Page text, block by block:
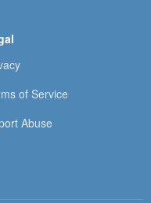
of Service
Abuse